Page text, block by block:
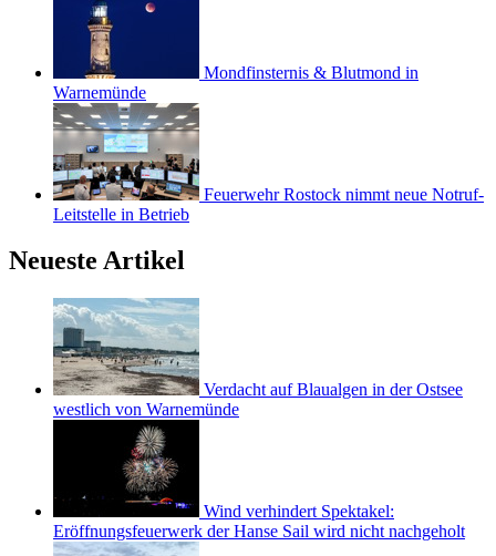
Mondfinsternis & Blutmond in
Warnemünde
Feuerwehr Rostock nimmt neue Notruf-
Leitstelle in Betrieb
Neueste Artikel
Verdacht auf Blaualgen in der Ostsee
westlich von Warnemünde
Wind verhindert Spektakel:
Eröffnungsfeuerwerk der Hanse Sail wird nicht nachgeholt